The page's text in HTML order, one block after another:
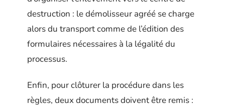
destruction : le démolisseur agréé se charge
alors du transport comme de l’édition des
formulaires nécessaires à la légalité du
processus.
Enfin, pour clôturer la procédure dans les
règles, deux documents doivent être remis :